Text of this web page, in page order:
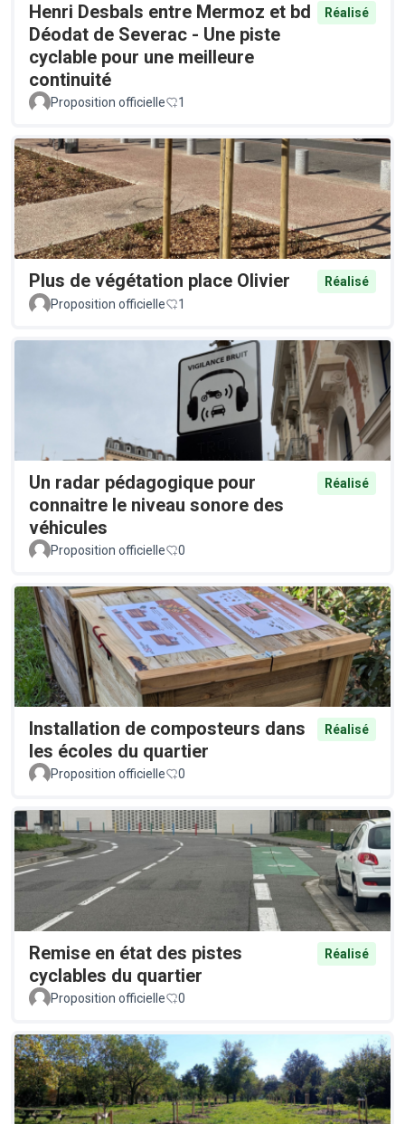
Henri Desbals entre Mermoz et bd
Déodat de Severac - Une piste
cyclable pour une meilleure
continuité
Réalisé
Proposition officielle 1
Plus de végétation place Olivier
Réalisé
Proposition officielle
1
Un radar pédagogique pour
connaitre le niveau sonore des
véhicules
Réalisé
Proposition officielle 0
Installation de composteurs dans
les écoles du quartier
Réalisé
Proposition officielle 0
Remise en état des pistes
cyclables du quartier
Réalisé
Proposition officielle 0